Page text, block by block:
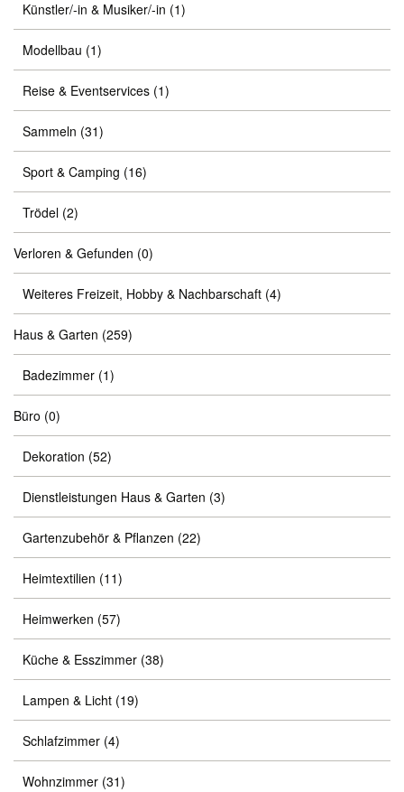
Künstler/-in & Musiker/-in (1)
Modellbau (1)
Reise & Eventservices (1)
Sammeln (31)
Sport & Camping (16)
Trödel (2)
Verloren & Gefunden (0)
Weiteres Freizeit, Hobby & Nachbarschaft (4)
Haus & Garten (259)
Badezimmer (1)
Büro (0)
Dekoration (52)
Dienstleistungen Haus & Garten (3)
Gartenzubehör & Pflanzen (22)
Heimtextilien (11)
Heimwerken (57)
Küche & Esszimmer (38)
Lampen & Licht (19)
Schlafzimmer (4)
Wohnzimmer (31)